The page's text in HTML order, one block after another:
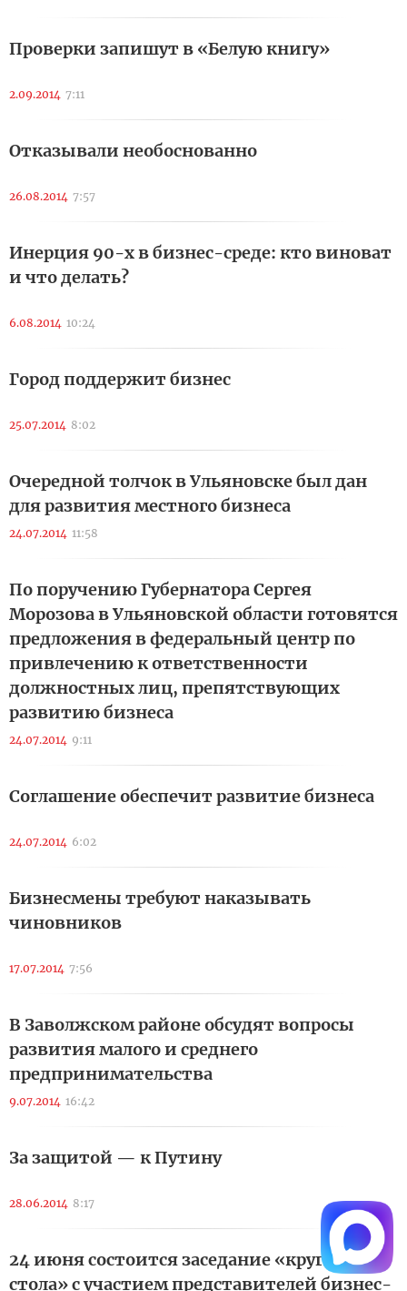
Проверки запишут в «Белую книгу»
2.09.2014 7:11
Отказывали необоснованно
26.08.2014 7:57
Инерция 90-х в бизнес-среде: кто виноват
и что делать?
6.08.2014 10:24
Город поддержит бизнес
25.07.2014 8:02
Очередной толчок в Ульяновске был дан
для развития местного бизнеса
24.07.2014 11:58
По поручению Губернатора Сергея
Морозова в Ульяновской области готовятся
предложения в федеральный центр по
привлечению к ответственности
должностных лиц, препятствующих
развитию бизнеса
24.07.2014 9:11
Соглашение обеспечит развитие бизнеса
24.07.2014 6:02
Бизнесмены требуют наказывать
чиновников
17.07.2014 7:56
В Заволжском районе обсудят вопросы
развития малого и среднего
предпринимательства
9.07.2014 16:42
За защитой — к Путину
28.06.2014 8:17
24 июня состоится заседание «круглого
стола» с участием представителей бизнес-